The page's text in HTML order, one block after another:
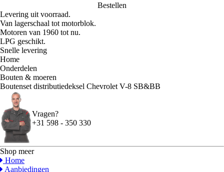
Bestellen
Levering uit voorraad.
Van lagerschaal tot motorblok.
Motoren van 1960 tot nu.
LPG geschikt.
Snelle levering
Home
Onderdelen
Bouten & moeren
Boutenset distributiedeksel Chevrolet V-8 SB&BB
Vragen?
+31 598 - 350 330
Shop meer
Home
Aanbiedingen